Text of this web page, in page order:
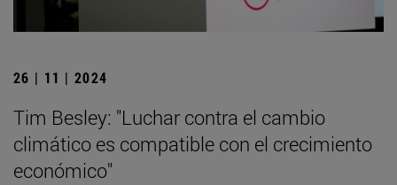
26 | 11 | 2024
Tim Besley: "Luchar contra el cambio
climático es compatible con el crecimiento
económico"